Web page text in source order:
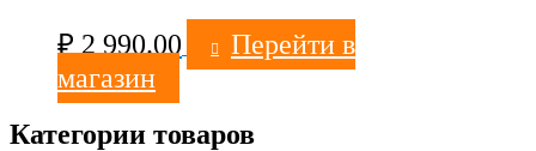
₽ 2 990.00
Перейти в
магазин
Категории товаров